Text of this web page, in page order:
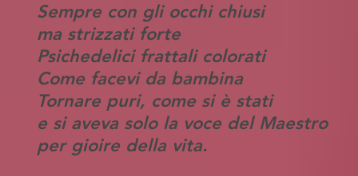
Sempre con gli occhi chiusi
ma strizzati forte
Psichedelici frattali colorati
Come facevi da bambina
Tornare puri, come si è stati
e si aveva solo la voce del Maestro
per gioire della vita.